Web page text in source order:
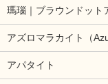
瑪瑙｜ブラウンドット
アズロマラカイト（
アパタイト